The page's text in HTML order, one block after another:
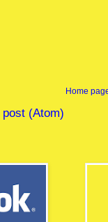
Home
(Atom)